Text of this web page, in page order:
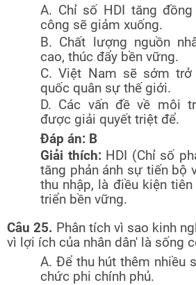
A. Chỉ số HDI tăng
công sẽ giảm xuống.
B. Chất lượng nguồn
cao, thúc đẩy bền vững.
C. Việt Nam sẽ sớm
quốc quân sự thế giới.
D. Các vấn đề về môi
được giải quyết triệt để.
Đáp án: B
Giải thích: HDI (Chỉ số
tăng phản ánh sự tiến bộ
thu nhập, là điều kiện
triển bền vững.
Câu 25. Phân tích vì sao kinh
vì lợi ích của nhân dân' là sống
A. Để thu hút thêm nhiều
chức phi chính phủ.